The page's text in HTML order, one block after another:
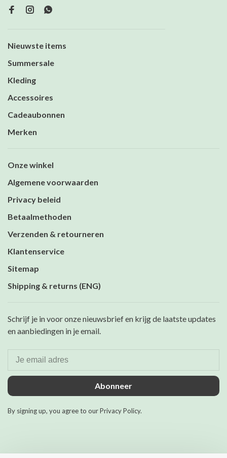
Nieuwste items
Summersale
Kleding
Accessoires
Cadeaubonnen
Merken
Onze winkel
Algemene voorwaarden
Privacy beleid
Betaalmethoden
Verzenden & retourneren
Klantenservice
Sitemap
Shipping & returns (ENG)
Schrijf je in voor onze nieuwsbrief en krijg de laatste updates
en aanbiedingen in je email.
Abonneer
By signing up, you agree to our Privacy Policy.